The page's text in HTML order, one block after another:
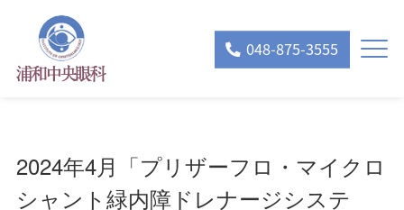
048-875-3555
2024年4月「プリザーフロ・マイクロ
シャント緑内障ドレナージシステ